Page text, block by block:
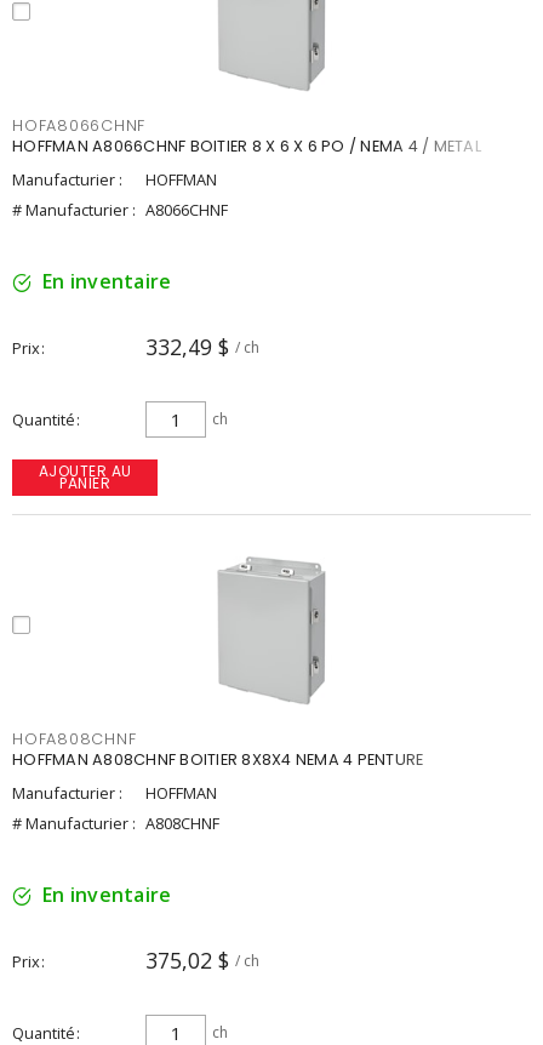
HOFA8066CHNF
HOFFMAN A8066CHNF BOITIER 8 X 6 X 6 PO / NEMA 4 / METAL
Manufacturier :
HOFFMAN
# Manufacturier : A8066CHNF
En inventaire
Prix 332,49 $ / ch
Quantité ch
AJOUTER AU
PANIER
HOFA808CHNF
HOFFMAN A808CHNF BOITIER 8X8X4 NEMA 4 PENTURE
Manufacturier :
HOFFMAN
# Manufacturier : A808CHNF
En inventaire
Prix 375,02 $ / ch
Quantité ch